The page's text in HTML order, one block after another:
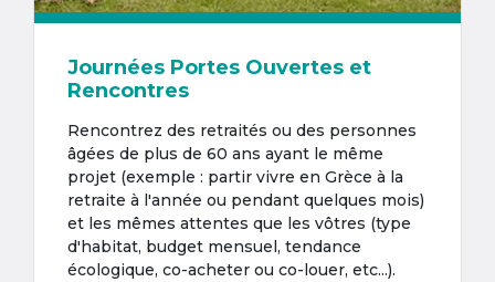
Journées Portes Ouvertes et
Rencontres
Rencontrez des retraités ou des personnes
âgées de plus de 60 ans ayant le même
projet (exemple : partir vivre en Grèce à la
retraite à l'année ou pendant quelques mois)
et les mêmes attentes que les vôtres (type
d'habitat, budget mensuel, tendance
écologique, co-acheter ou co-louer, etc...).